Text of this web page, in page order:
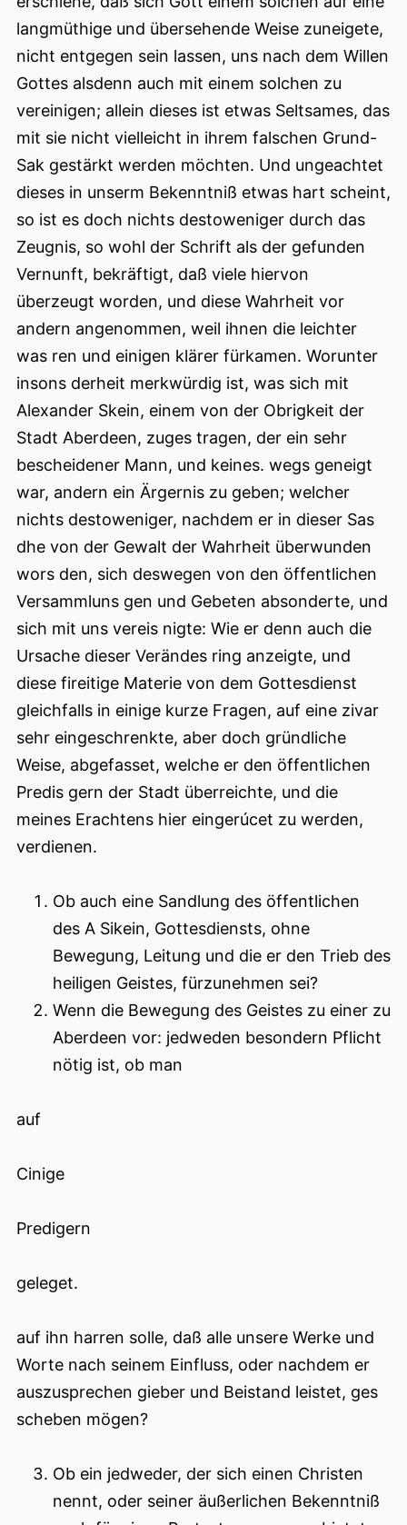
langmüthige und übersehende Weise zuneigete,
nicht entgegen sein lassen, uns nach dem Willen
Gottes alsdenn auch mit einem solchen zu
vereinigen; allein dieses ist etwas Seltsames, das
mit sie nicht vielleicht in ihrem falschen Grund-
Sak gestärkt werden möchten. Und ungeachtet
dieses in unserm Bekenntniß etwas hart scheint,
so ist es doch nichts destoweniger durch das
Zeugnis, so wohl der Schrift als der gefunden
Vernunft, bekräftigt, daß viele hiervon
überzeugt worden, und diese Wahrheit vor
andern angenommen, weil ihnen die leichter
was ren und einigen klärer fürkamen. Worunter
insons derheit merkwürdig ist, was sich mit
Alexander Skein, einem von der Obrigkeit der
Stadt Aberdeen, zuges tragen, der ein sehr
bescheidener Mann, und keines. wegs geneigt
war, andern ein Ärgernis zu geben; welcher
nichts destoweniger, nachdem er in dieser Sas
dhe von der Gewalt der Wahrheit überwunden
wors den, sich deswegen von den öffentlichen
Versammluns gen und Gebeten absonderte, und
sich mit uns vereis nigte: Wie er denn auch die
Ursache dieser Verändes ring anzeigte, und
diese fireitige Materie von dem Gottesdienst
gleichfalls in einige kurze Fragen, auf eine zivar
sehr eingeschrenkte, aber doch gründliche
Weise, abgefasset, welche er den öffentlichen
Predis gern der Stadt überreichte, und die
meines Erachtens hier eingerúcet zu werden,
verdienen.
Ob auch eine Sandlung des öffentlichen
des A Sikein, Gottesdiensts, ohne
Bewegung, Leitung und die er den Trieb des
heiligen Geistes, fürzunehmen sei?
Wenn die Bewegung des Geistes zu einer zu
Aberdeen vor: jedweden besondern Pflicht
nötig ist, ob man
auf
Cinige
Predigern
geleget.
auf ihn harren solle, daß alle unsere Werke und
Worte nach seinem Einfluss, oder nachdem er
auszusprechen gieber und Beistand leistet, ges
scheben mögen?
Ob ein jedweder, der sich einen Christen
nennt, oder seiner äußerlichen Bekenntniß